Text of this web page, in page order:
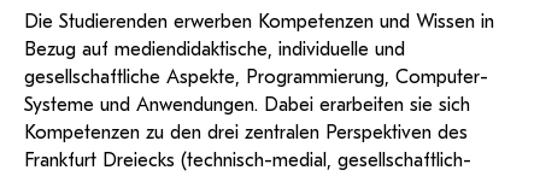
Die Studierenden erwerben Kompetenzen und Wissen in
Bezug auf mediendidaktische, individuelle und
gesellschaftliche Aspekte, Programmierung, Computer-
Systeme und Anwendungen. Dabei erarbeiten sie sich
Kompetenzen zu den drei zentralen Perspektiven des
Frankfurt Dreiecks (technisch-medial, gesellschaftlich-
Login Webredaktion